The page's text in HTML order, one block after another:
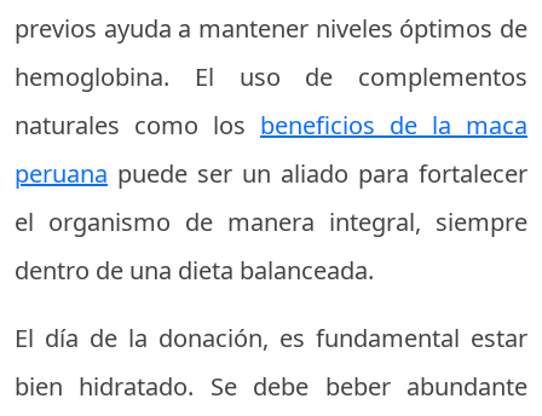
previos ayuda a mantener niveles óptimos de
hemoglobina. El uso de complementos
naturales como los beneficios de la maca
peruana puede ser un aliado para fortalecer
el organismo de manera integral, siempre
dentro de una dieta balanceada.
El día de la donación, es fundamental estar
bien hidratado. Se debe beber abundante